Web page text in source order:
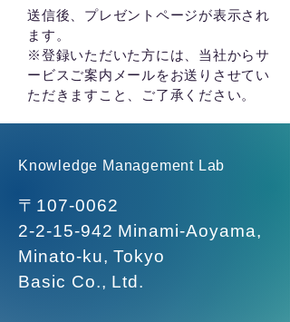
送信後、プレゼントページが表示され
ます。
※登録いただいた方には、当社からサ
ービスご案内メールをお送りさせてい
ただきますこと、ご了承ください。
Knowledge Management Lab
〒107-0062
2-2-15-942 Minami-Aoyama,
Minato-ku, Tokyo
Basic Co., Ltd.